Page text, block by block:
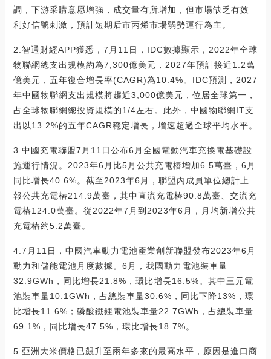
調，下游采購意愿增強，成交量有所增加，但市場缺乏有效
利好信號刺激，預計短期后市丙烯市場弱勢運行為主。
2.智通財經APP獲悉，7月11日，IDC數據顯示，2022年全球
物聯網總支出規模約為7,300億美元，2027年預計接近1.2萬
億美元，五年復合增長率(CAGR)為10.4%。IDC預測，2027
年中國物聯網支出規模將趨近3,000億美元，位居全球第一，
占全球物聯網總投資規模的1/4左右。此外，中國物聯網IT支
出以13.2%的五年CAGR穩定增長，增速超過全球平均水平。
3.中國充電聯盟7月11日公布6月全國電動汽車充換電基礎設
施運行情況。2023年6月比5月公共充電樁增加6.5萬臺，6月
同比增長40.6%。截至2023年6月，聯盟內成員單位總計上
報公共充電樁214.9萬臺，其中直流充電樁90.8萬臺、交流充
電樁124.0萬臺。從2022年7月到2023年6月，月均新增公共
充電樁約5.2萬臺。
4.7月11日，中國汽車動力電池產業創新聯盟發布2023年6月
動力和儲能電池月度數據。6月，我國動力電池裝車量
32.9GWh，同比增長21.8%，環比增長16.5%。其中三元電
池裝車量10.1GWh，占總裝車量30.6%，同比下降13%，環
比增長11.6%；磷酸鐵鋰電池裝車量22.7GWh，占總裝車量
69.1%，同比增長47.5%，環比增長18.7%。
5.亞洲大米價格已飆升至兩年多來的最高水平，原因是進口商